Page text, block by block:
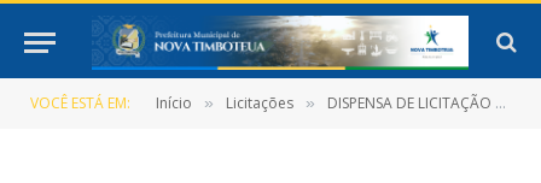
VOCÊ ESTÁ EM: Início » Licitações » DISPENSA DE LICITAÇÃO Nº 7/2018-007-D-PMNT